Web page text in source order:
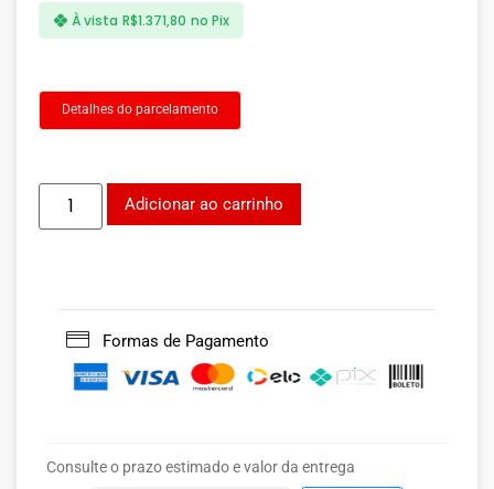
À vista R$1.371,80 no Pix
Detalhes do parcelamento
Adicionar ao carrinho
Formas de Pagamento
Consulte o prazo estimado e valor da entrega